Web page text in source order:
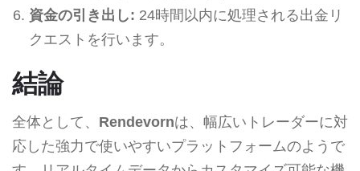
資金の引き出し: 24時間以内に処理される出金リ
クエストを行います。
結論
全体として、 Rendevornは、幅広いトレーダーに対
応した強力で使いやすいプラットフォームのようで